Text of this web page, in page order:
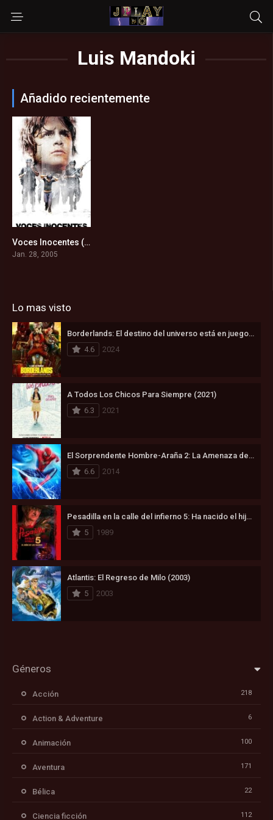
Luis Mandoki
Añadido recientemente
7.8Voces Inocentes (2005)
Jan. 28, 2005
Lo mas visto
4.6
2024
A Todos Los Chicos Para Siempre (2021)
6.3
2021
6.6
2014
5
1989
Atlantis: El Regreso de Milo (2003)
5
2003
Géneros
Acción 218
Action & Adventure 6
Animación 100
Aventura 171
Bélica 22
Ciencia ficción 112